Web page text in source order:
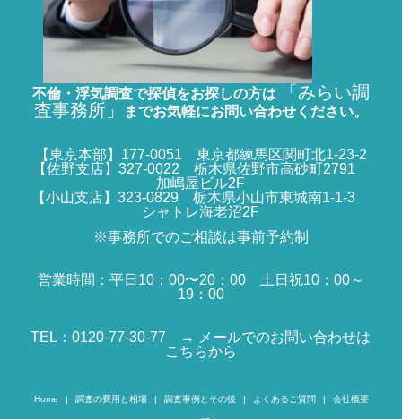
不倫・浮気調査で探偵をお探しの方は
「みらい調
査事務所」
までお気軽にお問い合わせください。
【東京本部】177-0051 東京都練馬区関町北1-23-2
【佐野支店】327-0022 栃木県佐野市高砂町2791
加嶋屋ビル2F
【小山支店】323-0829 栃木県小山市東城南1-1-3
シャトレ海老沼2F
※事務所でのご相談は事前予約制
営業時間：平日10：00〜20：00 土日祝10：00～
19：00
TEL：0120-77-30-77
→ メールでのお問い合わせは
こちらから
Home 調査の費用と相場 調査事例とその後 よくあるご質問 会社概要